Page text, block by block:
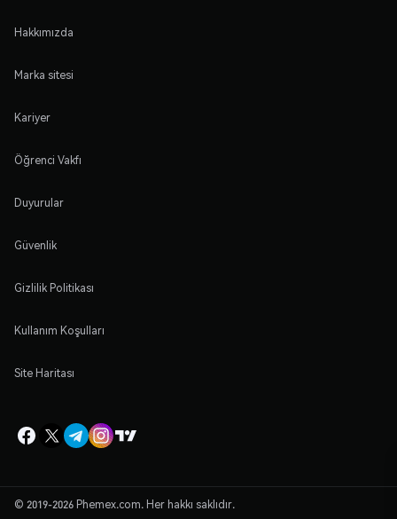
Hakkımızda
Marka sitesi
Kariyer
Öğrenci Vakfı
Duyurular
Güvenlik
Gizlilik Politikası
Kullanım Koşulları
Site Haritası
© 2019-2026 Phemex.com. Her hakkı saklıdır.